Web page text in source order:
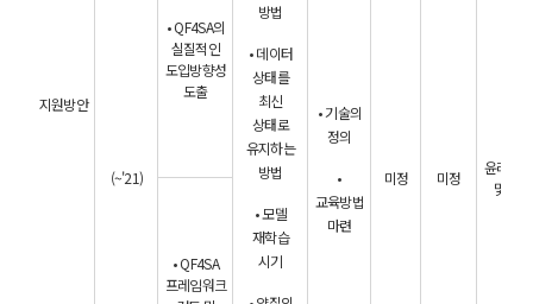
지원방안
(~'21)
• QF4SA의
실질적인
도입방향성
도출
방법
• 데이터
상태를
최신
상태로
유지하는
방법
• 모델
재학습
시기
• 기술의
정의
•
교육방법
마련
미정 미정
윤리가
및 규
• QF4SA
프레임워크